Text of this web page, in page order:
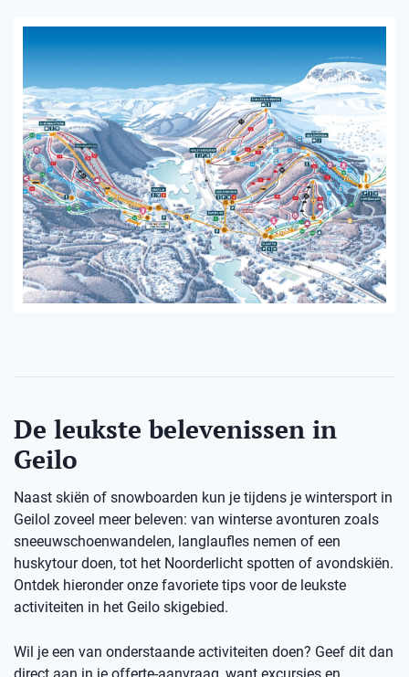
De leukste belevenissen in
Geilo
Naast skiën of snowboarden kun je tijdens je wintersport in
Geilol zoveel meer beleven: van winterse avonturen zoals
sneeuwschoenwandelen, langlaufles nemen of een
huskytour doen, tot het Noorderlicht spotten of avondskiën.
Ontdek hieronder onze favoriete tips voor de leukste
activiteiten in het Geilo skigebied.
Wil je een van onderstaande activiteiten doen? Geef dit dan